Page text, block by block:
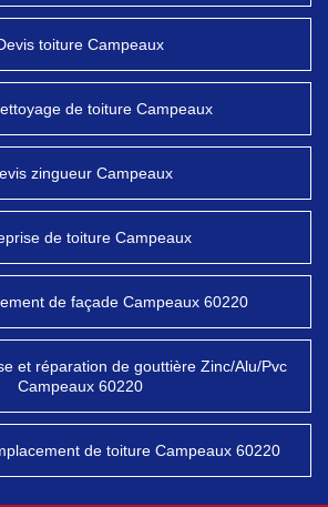
toiture Campeaux
de toiture Campeaux
zingueur Campeaux
de toiture Campeaux
de façade Campeaux 60220
et réparation de gouttière Zinc/Alu/Pvc
Campeaux 60220
de toiture Campeaux 60220